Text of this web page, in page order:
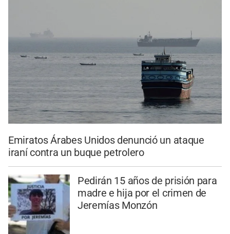
Emiratos Árabes Unidos denunció un ataque
iraní contra un buque petrolero
Pedirán 15 años de prisión para
madre e hija por el crimen de
Jeremías Monzón